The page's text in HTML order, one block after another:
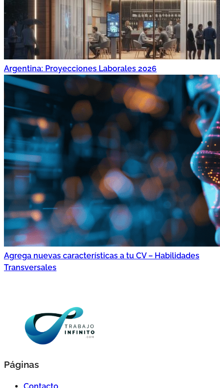
Argentina: Proyecciones Laborales 2026
Agrega nuevas características a tu CV – Habilidades
Transversales
Páginas